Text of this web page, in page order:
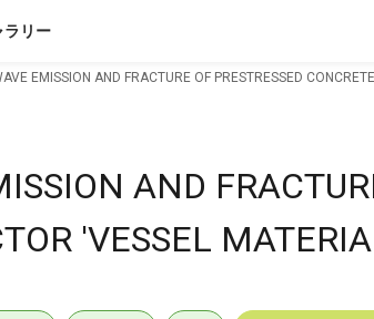
ラリー
EMISSION AND FRACTURE OF PRESTRESSED
AND
'VESSEL